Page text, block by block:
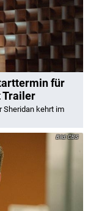
für
Trailer
Sheridan kehrt im
CBS